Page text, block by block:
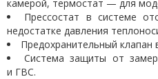
камерой, термостат — для
Прессостат в системе
недостатке давления
Предохранительный клапан
Система защиты от
и ГВС.